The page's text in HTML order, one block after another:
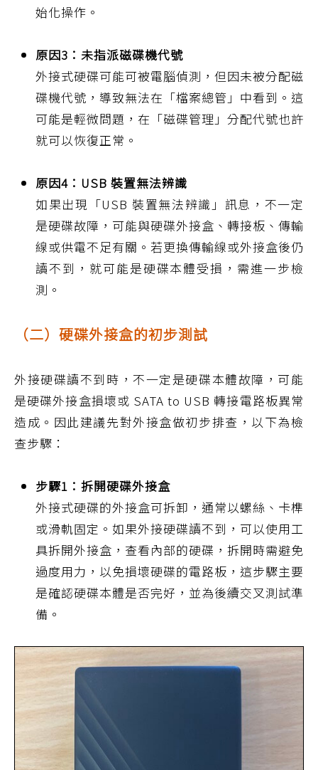
始化操作。
原因3：未指派磁碟機代號
外接式硬碟可能可被電腦偵測，但因未被分配磁
碟機代號，導致無法在「檔案總管」中看到。這
可能是輕微問題，在「磁碟管理」分配代號也許
就可以恢復正常。
原因4：USB 裝置無法辨識
如果出現「USB 裝置無法辨識」訊息，不一定
是硬碟故障，可能與硬碟外接盒、轉接板、傳輸
線或供電不足有關。若更換傳輸線或外接盒後仍
讀不到，就可能是硬碟本體受損，需進一步檢
測。
（二）硬碟外接盒的初步測試
外接硬碟讀不到時，不一定是硬碟本體故障，可能
是硬碟外接盒損壞或 SATA to USB 轉接電路板異常
造成。因此建議先對外接盒做初步排查，以下為檢
查步驟：
步驟1：拆開硬碟外接盒
外接式硬碟的外接盒可拆卸，通常以螺絲、卡榫
或滑軌固定。如果外接硬碟讀不到，可以使用工
具拆開外接盒，查看內部的硬碟，拆開時需避免
過度用力，以免損壞硬碟的電路板，這步驟主要
是確認硬碟本體是否完好，並為後續交叉測試準
備。